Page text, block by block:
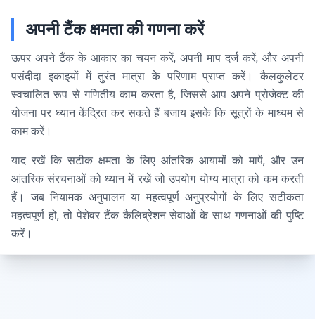
अपनी टैंक क्षमता की गणना करें
ऊपर अपने टैंक के आकार का चयन करें, अपनी माप दर्ज करें, और अपनी
पसंदीदा इकाइयों में तुरंत मात्रा के परिणाम प्राप्त करें। कैलकुलेटर
स्वचालित रूप से गणितीय काम करता है, जिससे आप अपने प्रोजेक्ट की
योजना पर ध्यान केंद्रित कर सकते हैं बजाय इसके कि सूत्रों के माध्यम से
काम करें।
याद रखें कि सटीक क्षमता के लिए आंतरिक आयामों को मापें, और उन
आंतरिक संरचनाओं को ध्यान में रखें जो उपयोग योग्य मात्रा को कम करती
हैं। जब नियामक अनुपालन या महत्वपूर्ण अनुप्रयोगों के लिए सटीकता
महत्वपूर्ण हो, तो पेशेवर टैंक कैलिब्रेशन सेवाओं के साथ गणनाओं की पुष्टि
करें।